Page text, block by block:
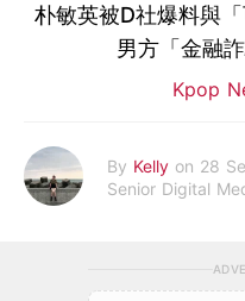
朴敏英被D社爆料與
男方「金融
Kpop
By Kelly on 28
Senior Digital